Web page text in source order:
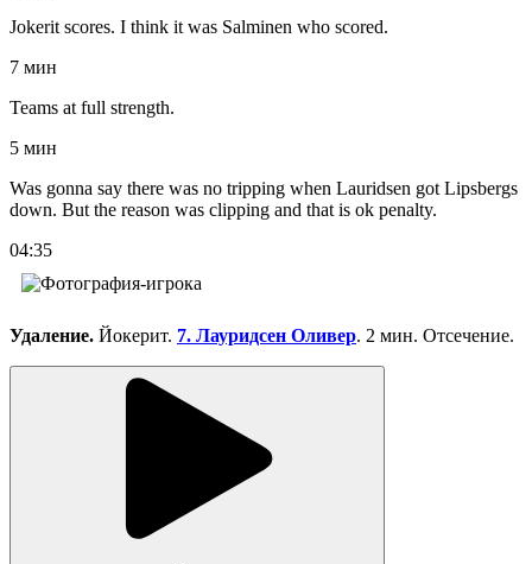
Jokerit scores. I think it was Salminen who scored.
7 мин
Teams at full strength.
5 мин
Was gonna say there was no tripping when Lauridsen got Lipsbergs
down. But the reason was clipping and that is ok penalty.
04:35
Удаление. Йокерит. 7. Лауридсен Оливер. 2 мин. Отсечение.